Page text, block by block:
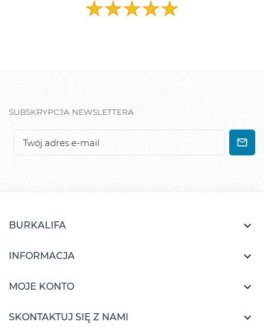
SUBSKRYPCJA NEWSLETTERA
BURKALIFA 
INFORMACJA 
MOJE KONTO 
SKONTAKTUJ SIĘ Z NAMI 